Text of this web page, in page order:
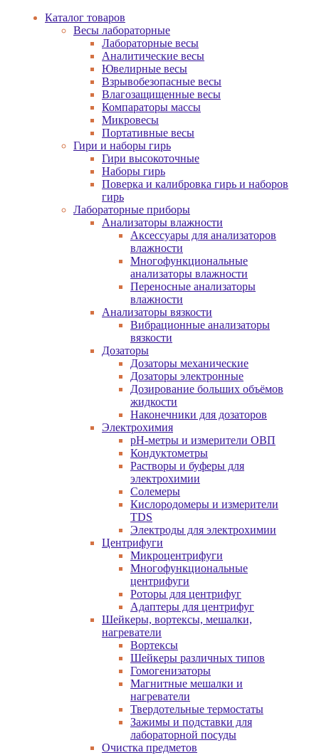
Каталог товаров
Весы лабораторные
Лабораторные весы
Аналитические весы
Ювелирные весы
Взрывобезопасные весы
Влагозащищенные весы
Компараторы массы
Микровесы
Портативные весы
Гири и наборы гирь
Гири высокоточные
Наборы гирь
Поверка и калибровка гирь и наборов
гирь
Лабораторные приборы
Анализаторы влажности
Аксессуары для анализаторов
влажности
Многофункциональные
анализаторы влажности
Переносные анализаторы
влажности
Анализаторы вязкости
Вибрационные анализаторы
вязкости
Дозаторы
Дозаторы механические
Дозаторы электронные
Дозирование больших объёмов
жидкости
Наконечники для дозаторов
Электрохимия
pH-метры и измерители ОВП
Кондуктометры
Растворы и буферы для
электрохимии
Солемеры
Кислородомеры и измерители
TDS
Электроды для электрохимии
Центрифуги
Микроцентрифуги
Многофункциональные
центрифуги
Роторы для центрифуг
Адаптеры для центрифуг
Шейкеры, вортексы, мешалки,
нагреватели
Вортексы
Шейкеры различных типов
Гомогенизаторы
Магнитные мешалки и
нагреватели
Твердотельные термостаты
Зажимы и подставки для
лабораторной посуды
Очистка предметов